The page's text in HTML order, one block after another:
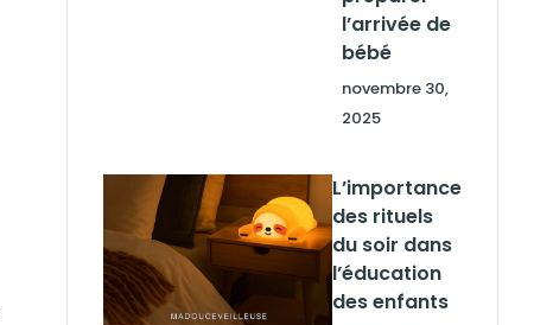
l’arrivée de
bébé
novembre 30,
2025
L’importance
des rituels
du soir dans
l’éducation
des enfants